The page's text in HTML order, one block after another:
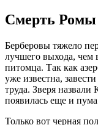
Смерть Ромы
Берберовы тяжело
лучшего выхода, чем
питомца. Так как
уже известна,
труда. Зверя
появилась еще и
Только вот черная